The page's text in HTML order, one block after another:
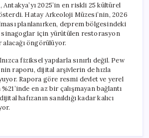
Antakya’yı 2025’in en riskli 25 kültürel
Hatay Arkeoloji Müzesi’nin, 2026
planlanırken, deprem bölgesindeki
sinagoglar için yürütülen restorasyon
alacağı öngörülüyor.
fiziksel yapılarla sınırlı değil. Pew
raporu, dijital arşivlerin de hızla
Rapora göre resmi devlet ve yerel
en az bir çalışmayan bağlantı
hafızanın sanıldığı kadar kalıcı